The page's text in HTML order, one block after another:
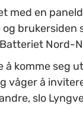
med en
Nord-
å komme seg
våger å
slo